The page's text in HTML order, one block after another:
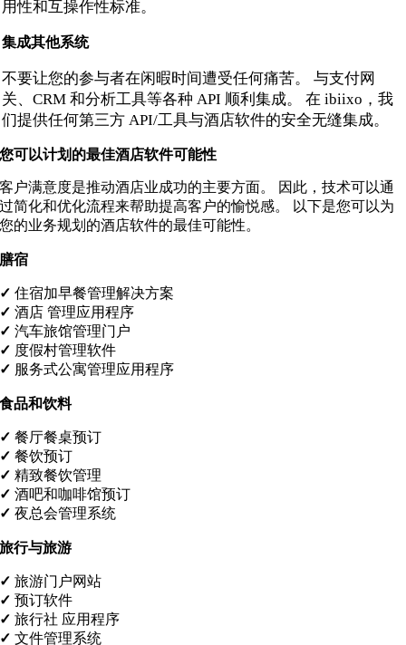
用性和互操作性标准。
集成其他系统
不要让您的参与者在闲暇时间遭受任何痛苦。 与支付网
关、CRM 和分析工具等各种 API 顺利集成。 在 ibiixo，我
们提供任何第三方 API/工具与酒店软件的安全无缝集成。
您可以计划的最佳酒店软件可能性
客户满意度是推动酒店业成功的主要方面。 因此，技术可以通
过简化和优化流程来帮助提高客户的愉悦感。 以下是您可以为
您的业务规划的酒店软件的最佳可能性。
膳宿
✓ 住宿加早餐管理解决方案
✓ 酒店管理应用程序
✓ 汽车旅馆管理门户
✓ 度假村管理软件
✓ 服务式公寓管理应用程序
食品和饮料
✓ 餐厅餐桌预订
✓ 餐饮预订
✓ 精致餐饮管理
✓ 酒吧和咖啡馆预订
✓ 夜总会管理系统
旅行与旅游
✓ 旅游门户网站
✓ 预订软件
✓ 旅行社 应用程序
✓ 文件管理系统